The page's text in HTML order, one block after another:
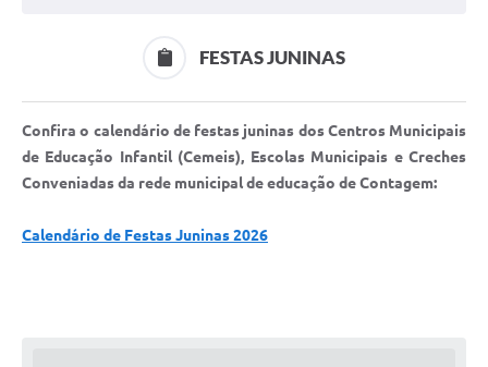
FESTAS JUNINAS
Confira o calendário de festas juninas dos Centros Municipais
de Educação Infantil (Cemeis), Escolas Municipais e Creches
Conveniadas da rede municipal de educação de Contagem:
Calendário de Festas Juninas 2026